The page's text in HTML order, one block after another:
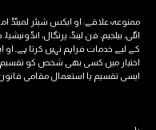
ممنوعہ علاقے: او ایکس شیئر لمیٹڈ
اٹلی، بیلجیم، فن لینڈ، پرتگال،
کے لیے خدمات فراہم نہیں کرتا ہے۔
اختیار میں کسی بھی شخص کو تقسیم
ایسی تقسیم یا استعمال مقامی